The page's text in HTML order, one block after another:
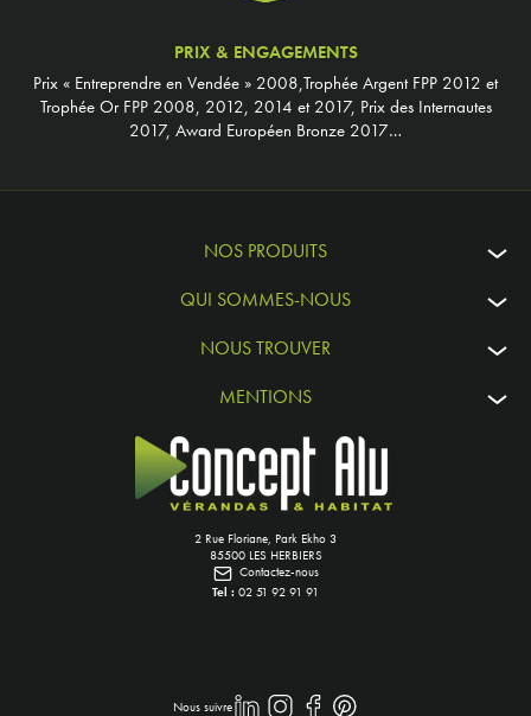
PRIX & ENGAGEMENTS
Prix « Entreprendre en Vendée » 2008,Trophée Argent FPP 2012 et
Trophée Or FPP 2008, 2012, 2014 et 2017, Prix des Internautes
2017, Award Européen Bronze 2017…
NOS PRODUITS
QUI SOMMES-NOUS
NOUS TROUVER
MENTIONS
2 Rue Floriane, Park Ekho 3
85500 LES HERBIERS
Contactez-nous
Tel : 02 51 92 91 91
Nous suivre